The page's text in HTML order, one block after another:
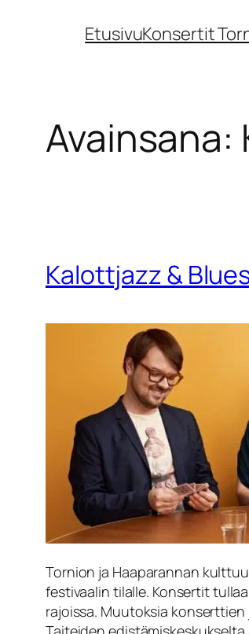
EtusivuKonsertit
Avainsana:
Kalottjazz &
Tornion ja Haaparannan
festivaalin tilalle. Konsertit
rajoissa. Muutoksia konserttien